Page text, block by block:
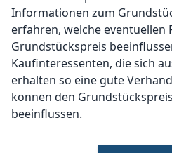
Informationen zum
erfahren, welche eventuellen
Grundstückspreis
Kaufinteressenten, die sich
erhalten so eine gute
können den
beeinflussen.